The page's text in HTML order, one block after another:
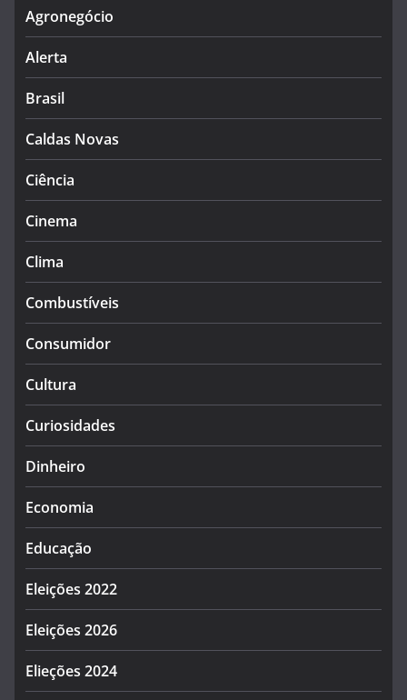
Agronegócio
Alerta
Brasil
Caldas Novas
Ciência
Cinema
Clima
Combustíveis
Consumidor
Cultura
Curiosidades
Dinheiro
Economia
Educação
Eleições 2022
Eleições 2026
Elieções 2024